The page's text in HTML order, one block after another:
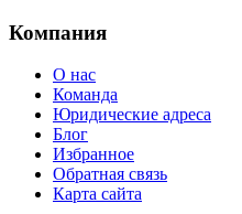
Компания
О нас
Команда
Юридические адреса
Блог
Избранное
Обратная связь
Карта сайта